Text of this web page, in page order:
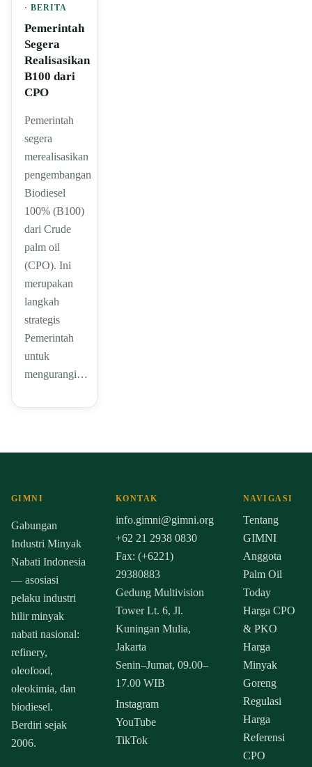
· BERITA
Pemerintah
Segera
Realisasikan
B100 dari
CPO
Pemerintah
segera
merealisasikan
pengembangan
Biodiesel
100% (B100)
dari Crude
palm oil
(CPO). Ini
merupakan
langkah
strategis
Pemerintah
untuk
mengurangi…
GIMNI
Gabungan
Industri Minyak
Nabati Indonesia
— asosiasi
pelaku industri
hilir minyak
nabati nasional:
refinery,
oleofood,
oleokimia, dan
biodiesel.
Berdiri sejak
2006.
KONTAK
info.gimni@gimni.org
+62 21 2938 0830
Fax: (+6221)
29380883
Gedung Multivision
Tower Lt. 6, Jl.
Kuningan Mulia,
Jakarta
Senin–Jumat, 09.00–
17.00 WIB
Instagram
YouTube
TikTok
NAVIGASI
Tentang
GIMNI
Anggota
Palm Oil
Today
Harga CPO
& PKO
Harga
Minyak
Goreng
Regulasi
Harga
Referensi
CPO